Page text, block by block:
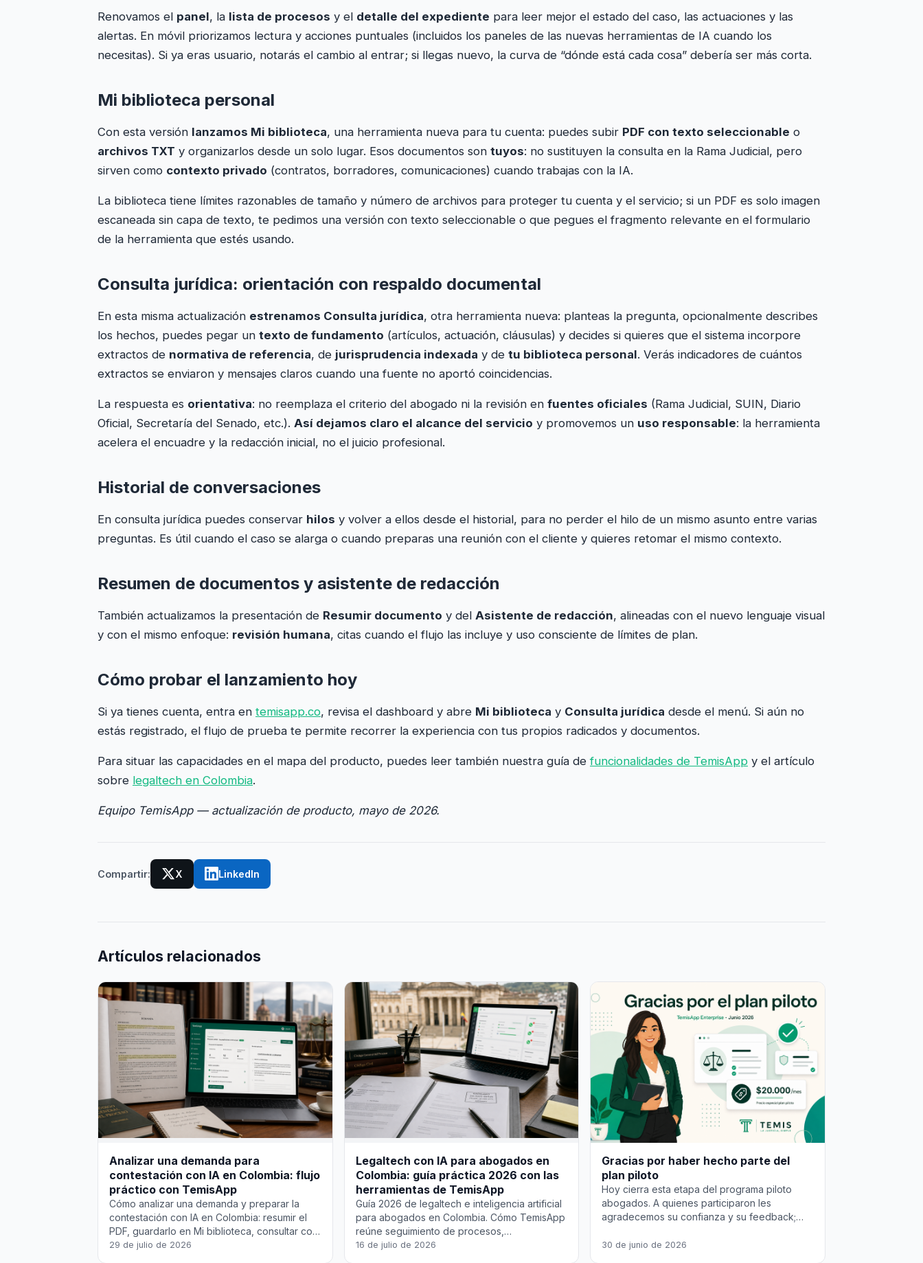
Renovamos el panel, la lista de procesos y el detalle del expediente para leer mejor el estado del caso, las actuaciones y las
alertas. En móvil priorizamos lectura y acciones puntuales (incluidos los paneles de las nuevas herramientas de IA cuando los
necesitas). Si ya eras usuario, notarás el cambio al entrar; si llegas nuevo, la curva de “dónde está cada cosa” debería ser más corta.
Mi biblioteca personal
Con esta versión lanzamos Mi biblioteca, una herramienta nueva para tu cuenta: puedes subir PDF con texto seleccionable o
archivos TXT y organizarlos desde un solo lugar. Esos documentos son tuyos: no sustituyen la consulta en la Rama Judicial, pero
sirven como contexto privado (contratos, borradores, comunicaciones) cuando trabajas con la IA.
La biblioteca tiene límites razonables de tamaño y número de archivos para proteger tu cuenta y el servicio; si un PDF es solo imagen
escaneada sin capa de texto, te pedimos una versión con texto seleccionable o que pegues el fragmento relevante en el formulario
de la herramienta que estés usando.
Consulta jurídica: orientación con respaldo documental
En esta misma actualización estrenamos Consulta jurídica, otra herramienta nueva: planteas la pregunta, opcionalmente describes
los hechos, puedes pegar un texto de fundamento (artículos, actuación, cláusulas) y decides si quieres que el sistema incorpore
extractos de normativa de referencia, de jurisprudencia indexada y de tu biblioteca personal. Verás indicadores de cuántos
extractos se enviaron y mensajes claros cuando una fuente no aportó coincidencias.
La respuesta es orientativa: no reemplaza el criterio del abogado ni la revisión en fuentes oficiales (Rama Judicial, SUIN, Diario
Oficial, Secretaría del Senado, etc.). Así dejamos claro el alcance del servicio y promovemos un uso responsable: la herramienta
acelera el encuadre y la redacción inicial, no el juicio profesional.
Historial de conversaciones
En consulta jurídica puedes conservar hilos y volver a ellos desde el historial, para no perder el hilo de un mismo asunto entre varias
preguntas. Es útil cuando el caso se alarga o cuando preparas una reunión con el cliente y quieres retomar el mismo contexto.
Resumen de documentos y asistente de redacción
También actualizamos la presentación de Resumir documento y del Asistente de redacción, alineadas con el nuevo lenguaje visual
y con el mismo enfoque: revisión humana, citas cuando el flujo las incluye y uso consciente de límites de plan.
Cómo probar el lanzamiento hoy
Si ya tienes cuenta, entra en temisapp.co, revisa el dashboard y abre Mi biblioteca y Consulta jurídica desde el menú. Si aún no
estás registrado, el flujo de prueba te permite recorrer la experiencia con tus propios radicados y documentos.
Para situar las capacidades en el mapa del producto, puedes leer también nuestra guía defuncionalidades de TemisApp y el artículo
sobre legaltech en Colombia.
Equipo TemisApp — actualización de producto, mayo de 2026.
Compartir: X LinkedIn
Artículos relacionados
Analizar una demanda para
contestación con IA en Colombia: flujo
práctico con TemisApp
Cómo analizar una demanda y preparar la
contestación con IA en Colombia: resumir el
PDF, guardarlo en Mi biblioteca, consultar con
IA y armar un borrador en TemisApp —
29 de julio de 2026
Legaltech con IA para abogados en
Colombia: guía práctica 2026 con las
herramientas de TemisApp
Guía 2026 de legaltech e inteligencia artificial
para abogados en Colombia. Cómo TemisApp
reúne seguimiento de procesos,
notificaciones por WhatsApp, consultor
16 de julio de 2026
Gracias por haber hecho parte del
plan piloto
Hoy cierra esta etapa del programa piloto
abogados. A quienes participaron les
agradecemos su confianza y su feedback;
diferencial de $20.000 COP al mes.
30 de junio de 2026